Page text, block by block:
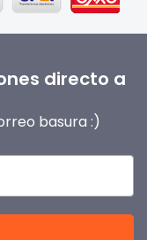
directo a
basura :)